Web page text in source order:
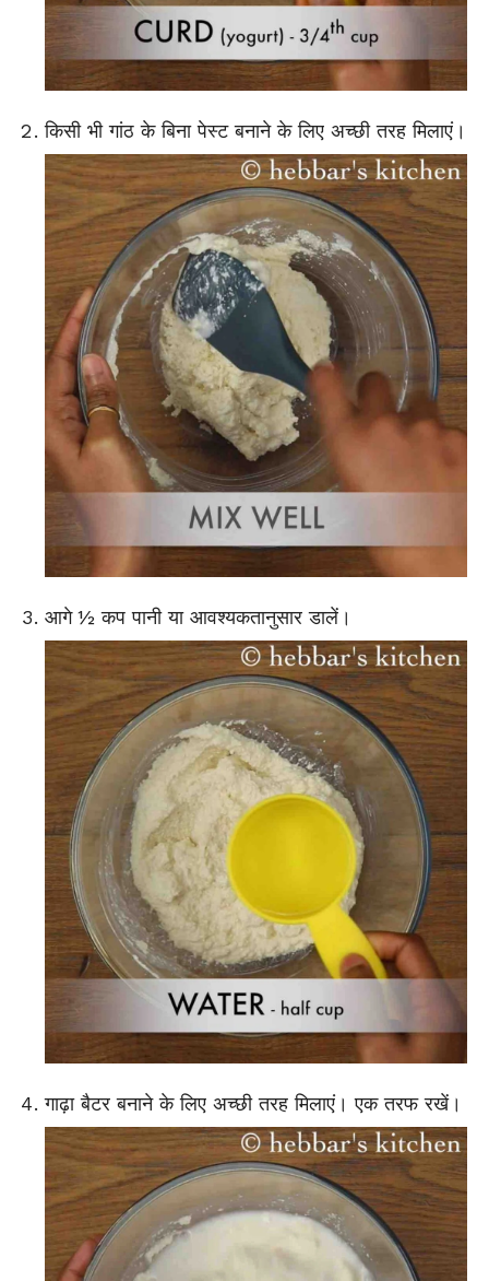
किसी भी गांठ के बिना पेस्ट बनाने के लिए अच्छी तरह मिलाएं।
आगे ½ कप पानी या आवश्यकतानुसार डालें।
गाढ़ा बैटर बनाने के लिए अच्छी तरह मिलाएं। एक तरफ रखें।